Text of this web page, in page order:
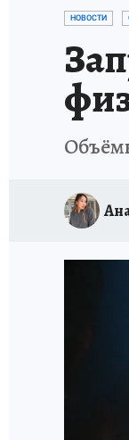
НОВОСТИ